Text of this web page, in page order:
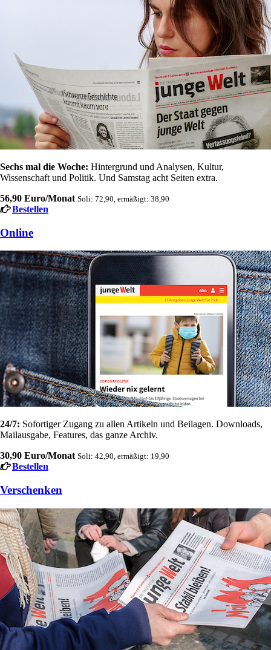
Sechs mal die Woche: Hintergrund und Analysen, Kultur,
Wissenschaft und Politik. Und Samstag acht Seiten extra.
56,90 Euro/Monat Soli: 72,90, ermäßigt: 38,90
Bestellen
Online
24/7: Sofortiger Zugang zu allen Artikeln und Beilagen. Downloads,
Mailausgabe, Features, das ganze Archiv.
30,90 Euro/Monat Soli: 42,90, ermäßigt: 19,90
Bestellen
Verschenken